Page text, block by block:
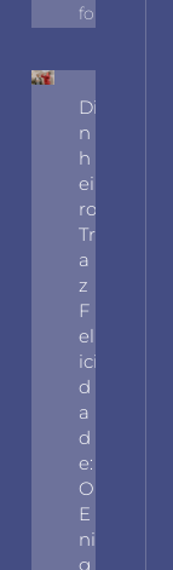
Fo
Di
N
H
Ei
Ro
Tr
A
Z
F
El
Ici
D
A
D
E:
O
E
Ni
G